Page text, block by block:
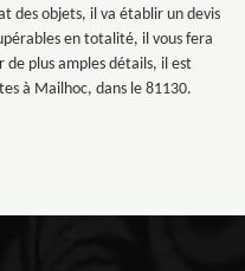
des objets, il va établir un devis
en totalité, il vous fera
plus amples détails, il est
à Mailhoc, dans le 81130.